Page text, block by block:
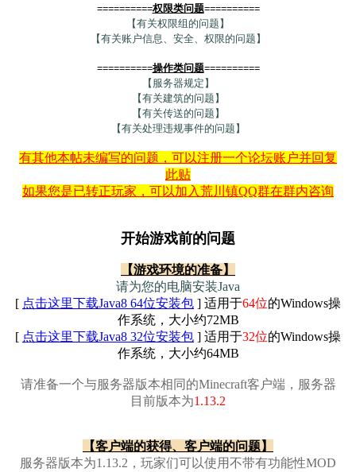
==========权限类问题==========
【有关权限组的问题】
【有关账户信息、安全、权限的问题】
==========操作类问题==========
【服务器规定】
【有关建筑的问题】
【有关传送的问题】
【有关处理违规事件的问题】
有其他本帖未编写的问题，可以注册一个论坛账户并回复
此贴
如果您是已转正玩家，可以加入荒川镇QQ群在群内咨询
开始游戏前的问题
【游戏环境的准备】
请为您的电脑安装Java
[ 点击这里下载Java8 64位安装包 ] 适用于64位的Windows操
作系统，大小约72MB
[ 点击这里下载Java8 32位安装包 ] 适用于32位的Windows操
作系统，大小约64MB
请准备一个与服务器版本相同的Minecraft客户端，服务器
目前版本为1.13.2
【客户端的获得、客户端的问题】
服务器版本为1.13.2，玩家们可以使用不带有功能性MOD